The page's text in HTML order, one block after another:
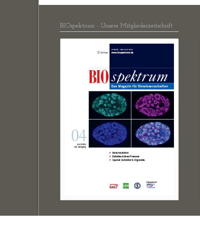
BIOspektrum - Unsere Mitgliederzeitschrift